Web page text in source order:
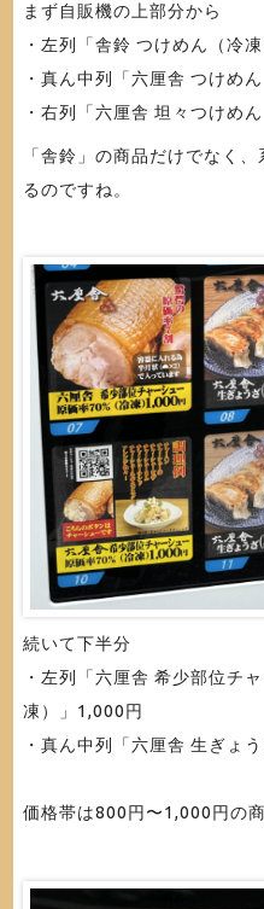
まず自販機の上部分から
・左列「舎鈴 つけめん（冷
・真ん中列「六厘舎 つけめ
・右列「六厘舎 坦々つけめ
「舎鈴」の商品だけでなく
るのですね。
続いて下半分
・左列「六厘舎 希少部位チ
凍）」1,000円
・真ん中列「六厘舎 生ぎょ
価格帯は800円〜1,000円の商